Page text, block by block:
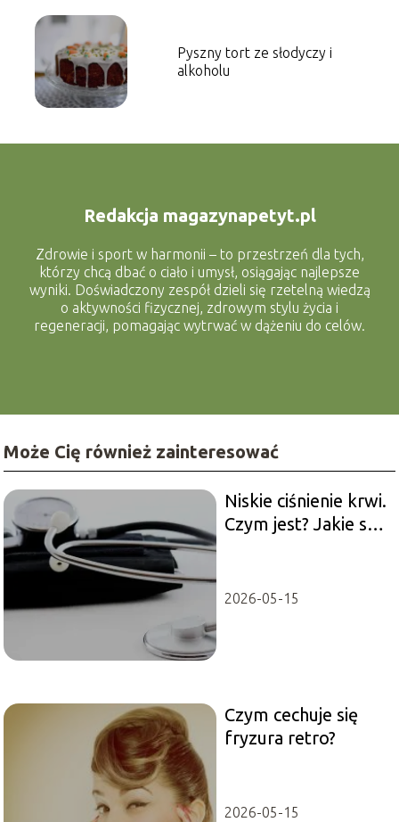
Pyszny tort ze słodyczy i
alkoholu
Redakcja magazynapetyt.pl
Zdrowie i sport w harmonii – to przestrzeń dla tych,
którzy chcą dbać o ciało i umysł, osiągając najlepsze
wyniki. Doświadczony zespół dzieli się rzetelną wiedzą
o aktywności fizycznej, zdrowym stylu życia i
regeneracji, pomagając wytrwać w dążeniu do celów.
Może Cię również zainteresować
Niskie ciśnienie krwi.
Czym jest? Jakie są
konsekwencje?
2026-05-15
Czym cechuje się
fryzura retro?
2026-05-15